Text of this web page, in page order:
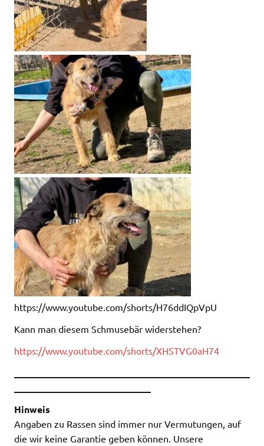
https://www.youtube.com/shorts/H76ddIQpVpU
Kann man diesem Schmusebär widerstehen?
https://www.youtube.com/shorts/XHSTVG0aH74
Hinweis
Angaben zu Rassen sind immer nur Vermutungen, auf
die wir keine Garantie geben können. Unsere